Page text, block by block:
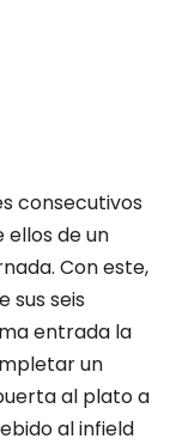
consecutivos
ellos de un
Con este,
sus seis
entrada la
un
al plato a
al infield